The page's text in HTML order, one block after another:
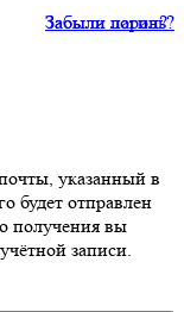
Забыли пароль?
Забыли логин?
указанный в
будет отправлен
получения вы
записи.